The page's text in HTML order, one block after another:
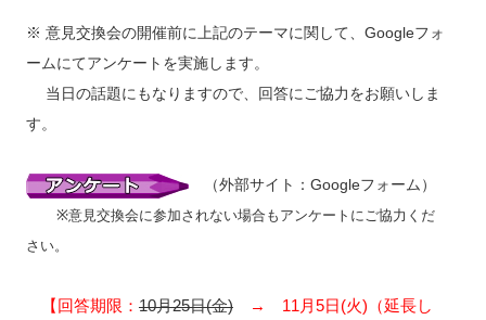
※ 意見交換会の開催前に上記のテーマに関して、Googleフォ
ームにてアンケートを実施します。
当日の話題にもなりますので、回答にご協力をお願いしま
す。
（外部サイト：Googleフォーム）
※意見交換会に参加されない場合もアンケートにご協力くだ
さい。
【回答期限： 10月25日(金)→ 11月5日(火)（延長し